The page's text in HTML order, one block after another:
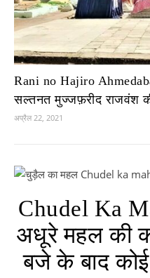
Rani no Hajiro
सल्तनत मुज्जफ़रीद राजवंश
अप्रैल 22, 2021
Chudel Ka
अधूरे महल की
बजे के बाद कोई